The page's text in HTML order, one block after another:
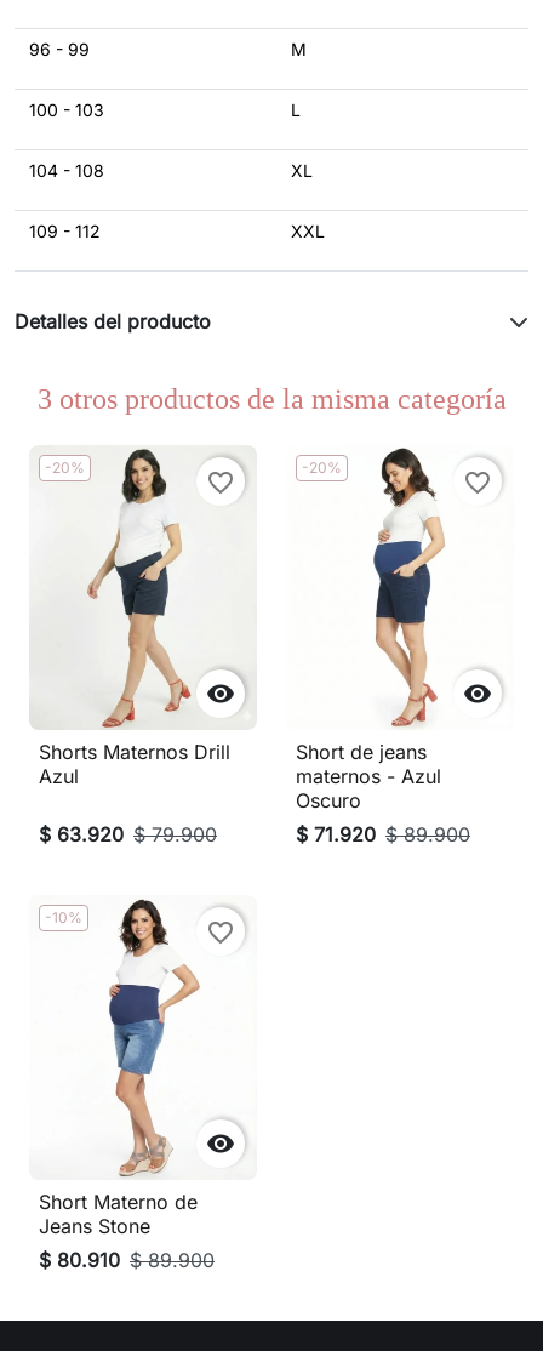
96 - 99 M
100 - 103 L
104 - 108 XL
109 - 112 XXL
Detalles del producto
3 otros productos de la misma categoría
-20%

favorite_border
Shorts Maternos Drill
Azul
$ 63.920 $ 79.900
-20%

favorite_border
Short de jeans
maternos - Azul
Oscuro
$ 71.920 $ 89.900
-10%

favorite_border
Short Materno de
Jeans Stone
$ 80.910 $ 89.900